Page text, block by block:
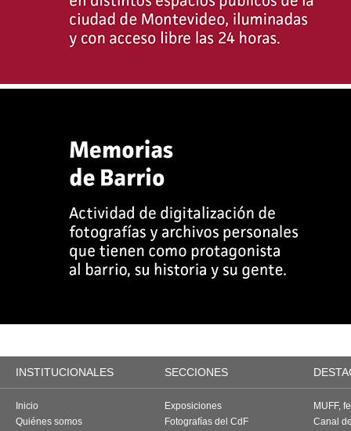
INSTITUCIONALES SECCIONES
Inicio
Quiénes somos
Exposiciones
Fotografías del CdF
MUFF,
Canal